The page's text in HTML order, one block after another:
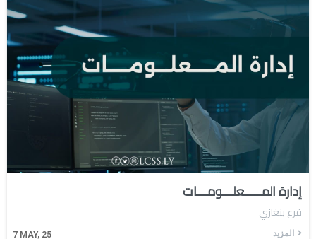
إدارة المـــــعلـــومـــات
7 MAY, 25
فرع بنغازي
المزيد